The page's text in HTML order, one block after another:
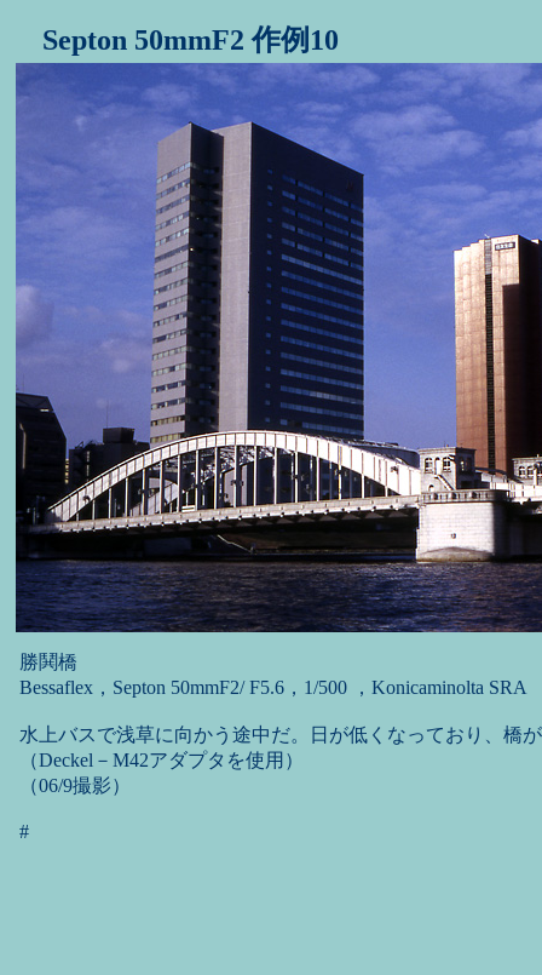
Septon 50mmF2 作例10
勝鬨橋
Bessaflex，Septon 50mmF2/ F5.6，1/500 ，Konicaminolta SRA
水上バスで浅草に向かう途中だ。日が低くなっており、橋
（Deckel－M42アダプタを使用）
（06/9撮影）
#